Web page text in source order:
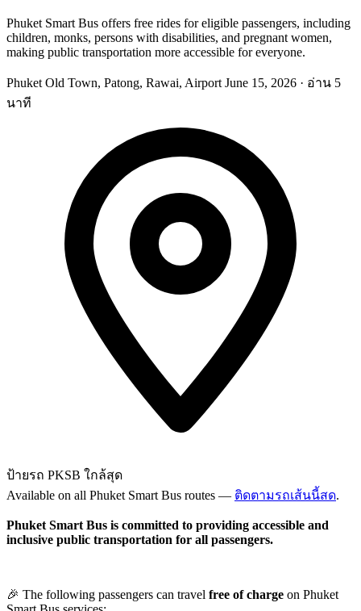
Phuket Smart Bus offers free rides for eligible passengers, including
children, monks, persons with disabilities, and pregnant women,
making public transportation more accessible for everyone.
Phuket Old Town, Patong, Rawai, Airport June 15, 2026 · อ่าน 5
นาที
ป้ายรถ PKSB ใกล้สุด
Available on all Phuket Smart Bus routes — ติดตามรถเส้นนี้สด.
Phuket Smart Bus is committed to providing accessible and
inclusive public transportation for all passengers.
🎉 The following passengers can travel free of charge on Phuket